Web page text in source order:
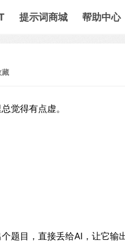
提示词商城 帮助中心
觉得有点虚。
目，直接丢给AI，让它输